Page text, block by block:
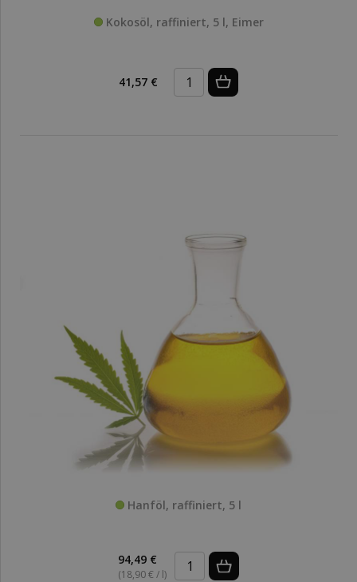
Kokosöl, raffiniert, 5 l, Eimer
41,57 €
Hanföl, raffiniert, 5 l
94,49 €
(18,90 € / l)